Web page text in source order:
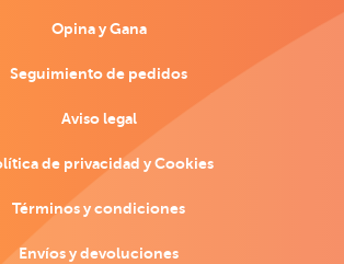
Opina y Gana
Seguimiento de pedidos
Aviso legal
de privacidad y Cookies
Términos y condiciones
Envíos y devoluciones